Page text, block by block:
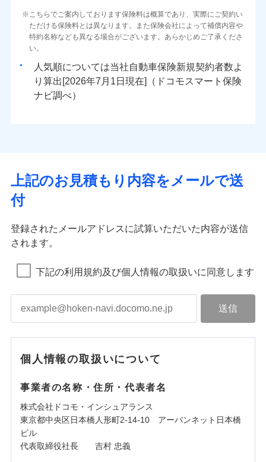
こちらでご案内しております保険料は概算であり、実際にご契約い
ただける保険料とは異なります。また保険会社によって補償内容や
特約名称なども異なる場合がございます。あらかじめご了承くださ
い。
人気順については当社
新規契約者数よ
り算出[
年 月
日現在]（ドコモスマート保険
ナビ調べ）
上記のお見積もり内容をメールで送
付
登録されたメールアドレスに試算いただいた内容が送信
されます。
下記の利用規約及び個人情報の取扱いに同意します
個人情報の取扱いについて
事業者の名称・住所・代表者名
株式会社ドコモ・インシュアランス
東京都中央区日本橋人形町2-14-10 アーバンネット日本橋
ビル
代表取締役社長 吉村 忠義